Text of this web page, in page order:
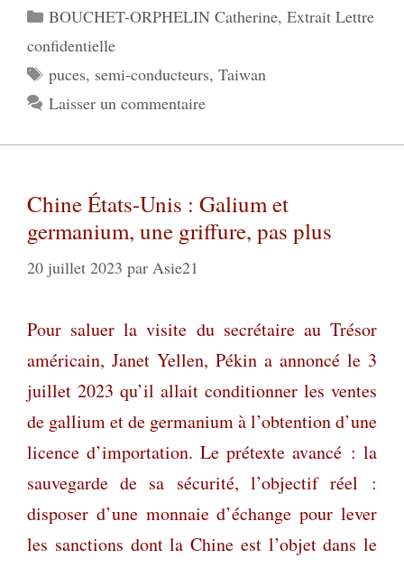
Catégories
BOUCHET-ORPHELIN Catherine, Extrait Lettre
confidentielle
Étiquettes
puces, semi-conducteurs, Taiwan
Laisser un commentaire
Chine États-Unis : Galium et
germanium, une griffure, pas plus
20 juillet 2023 par Asie21
Pour saluer la visite du secrétaire au Trésor
américain, Janet Yellen, Pékin a annoncé le 3
juillet 2023 qu’il allait conditionner les ventes
de gallium et de germanium à l’obtention d’une
licence d’importation. Le prétexte avancé : la
sauvegarde de sa sécurité, l’objectif réel :
disposer d’une monnaie d’échange pour lever
les sanctions dont la Chine est l’objet dans le